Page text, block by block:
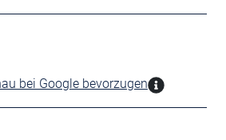
bei Google bevorzugen